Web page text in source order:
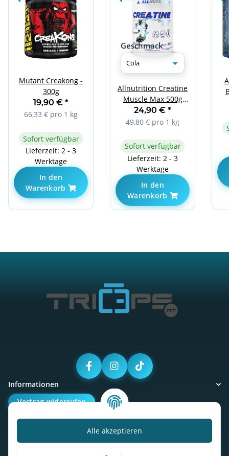
Alle akzeptieren
Mutant Creakong -
300g
19,90 € *
66,33 € pro 1 kg
Sofort verfügbar
Lieferzeit: 2 - 3
Werktage
In den
Warenkorb
Geschmack
Allnutrition Creatine
Muscle Max 500g
Cola
24,90 € *
49,80 € pro 1 kg
Sofort verfügbar
Lieferzeit: 2 - 3
Werktage
In den
Warenkorb
Informationen
Vertrag widerrufen
Kalorienbedarfsrechner